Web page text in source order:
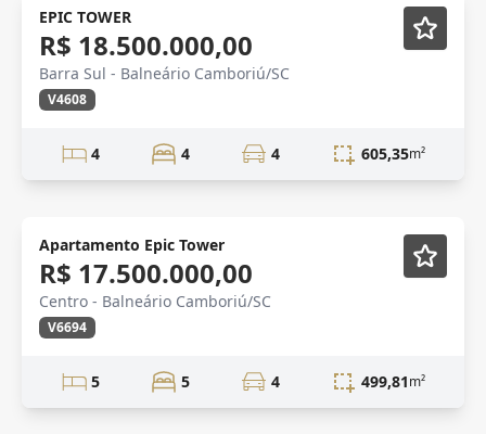
FRENTE MAR Mobiliado
EPIC TOWER
R$ 18.500.000,00
Barra Sul - Balneário Camboriú/SC
V4608
4 4 4 605,35m²
Apartamento Epic Tower
R$ 17.500.000,00
Centro - Balneário Camboriú/SC
V6694
5 5 4 499,81m²